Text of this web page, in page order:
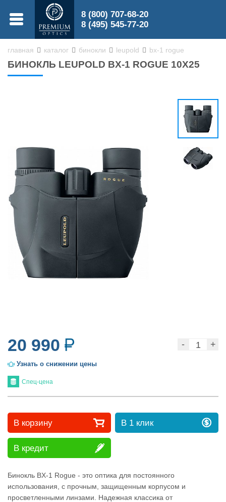
МЕНЮ
0
0
Зрительные
трубы
прицелы
8 (800) 707-68-20
8 (495) 545-77-20
главная каталог бинокли leupold bx-1 rogue
БИНОКЛЬ LEUPOLD BX-1 ROGUE 10X25
20 990
Узнать о снижении цены
Спец-цена
В корзину В 1 клик
Бинокль BX-1 Rogue - это оптика для постоянного
использования, с прочным, защищенным корпусом и
просветленными линзами. Надежная классика от